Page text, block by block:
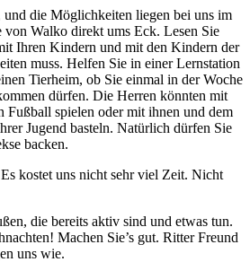
und die Möglichkeiten liegen bei uns im
von Walko direkt ums Eck. Lesen Sie
Ihren Kindern und mit den Kindern der
muss. Helfen Sie in einer Lernstation
Tierheim, ob Sie einmal in der Woche
dürfen. Die Herren könnten mit
Fußball spielen oder mit ihnen und dem
Jugend basteln. Natürlich dürfen Sie
backen.
kostet uns nicht sehr viel Zeit. Nicht
die bereits aktiv sind und etwas tun.
Machen Sie’s gut. Ritter Freund
uns wie.